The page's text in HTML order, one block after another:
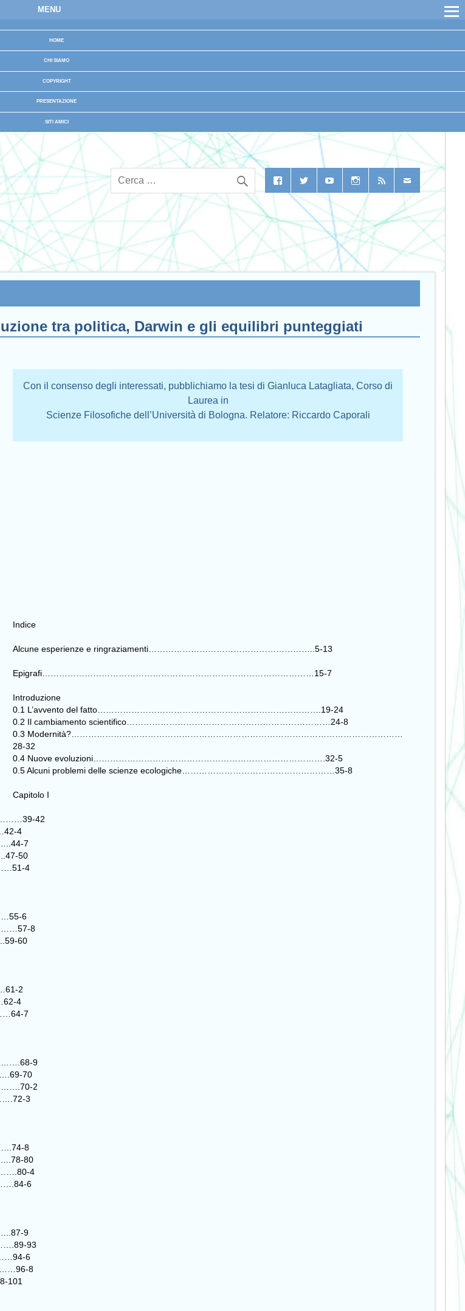
MENU
HOME
CHI SIAMO
COPYRIGHT
PRESENTAZIONE
SITI AMICI
tra politica, Darwin e gli equilibri punteggiati
Con il consenso degli interessati, pubblichiamo la tesi di Gianluca Latagliata, Corso di
Laurea in
Scienze Filosofiche dell’Università di Bologna. Relatore: Riccardo Caporali
Indice
Alcune esperienze e ringraziamenti…………………………………………………..5-13
Epigrafi……………………………………………………………………………………15-7
Introduzione
0.1 L’avvento del fatto…………………………………………………………………….19-24
0.2 Il cambiamento scientifico………………………………………………………………24-8
0.3 Modernità?………………………………………………………………………………………………………
28-32
0.4 Nuove evoluzioni……………………………………………………………………….32-5
0.5 Alcuni problemi delle scienze ecologiche………………………………………………35-8
Capitolo I
42
4
7
50
4
6
8
60
2
4
7
9
70
2
3
8
80
4
6
9
93
6
8